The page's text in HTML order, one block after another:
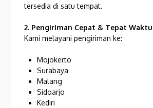
tersedia di satu tempat.
2. Pengiriman Cepat & Tepat Waktu
Kami melayani pengiriman ke:
Mojokerto
Surabaya
Malang
Sidoarjo
Kediri